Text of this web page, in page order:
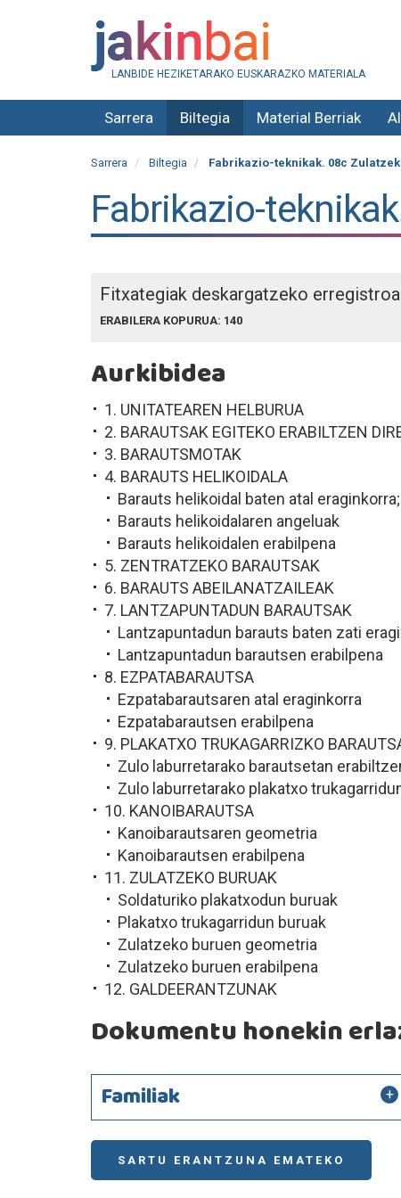
LANBIDE HEZIKETARAKO EUSKARAZKO MATERIALA
Sarrera Biltegia Material Berriak
Sarrera Biltegia Fabrikazio-teknikak. 08c
Fabrikazio-
Fitxategiak deskargatzeko
ERABILERA KOPURUA: 140
Aurkibidea
1. UNITATEAREN HELBURUA
2. BARAUTSAK EGITEKO ERABILTZEN
3. BARAUTSMOTAK
4. BARAUTS HELIKOIDALA
Barauts helikoidal baten atal
Barauts helikoidalaren angeluak
Barauts helikoidalen erabilpena
5. ZENTRATZEKO BARAUTSAK
6. BARAUTS ABEILANATZAILEAK
7. LANTZAPUNTADUN BARAUTSAK
Lantzapuntadun barauts baten zati
Lantzapuntadun barautsen erabilpena
8. EZPATABARAUTSA
Ezpatabarautsaren atal eraginkorra
Ezpatabarautsen erabilpena
9. PLAKATXO TRUKAGARRIZKO
Zulo laburretarako barautsetan
Zulo laburretarako plakatxo
10. KANOIBARAUTSA
Kanoibarautsaren geometria
Kanoibarautsen erabilpena
11. ZULATZEKO BURUAK
Soldaturiko plakatxodun buruak
Plakatxo trukagarridun buruak
Zulatzeko buruen geometria
Zulatzeko buruen erabilpena
12. GALDEERANTZUNAK
Dokumentu honekin
Familiak
SARTU ERANTZUNA EMATEKO